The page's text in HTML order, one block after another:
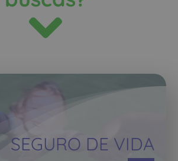
SEGURO DE VIDA